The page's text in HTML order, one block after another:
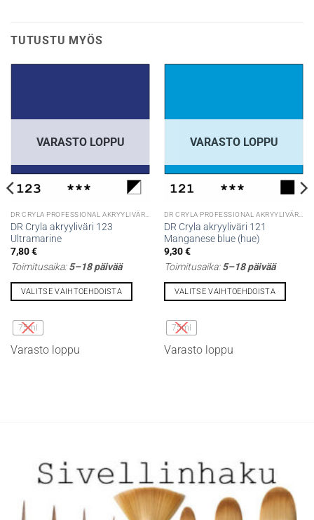
TUTUSTU MYÖS
VARASTO LOPPU
DR Cryla akryyliväri 123
Ultramarine
7,80€
Toimitusaika:5–18 päivää
VALITSE VAIHTOEHDOISTA
tuotteella
on
useampi
75ml
Varasto loppu
VARASTO LOPPU
DR Cryla akryyliväri 121
Manganese blue (hue)
9,30€
Toimitusaika:5–18 päivää
VALITSE VAIHTOEHDOISTA
tuotteella
on
useampi
75ml
Varasto loppu